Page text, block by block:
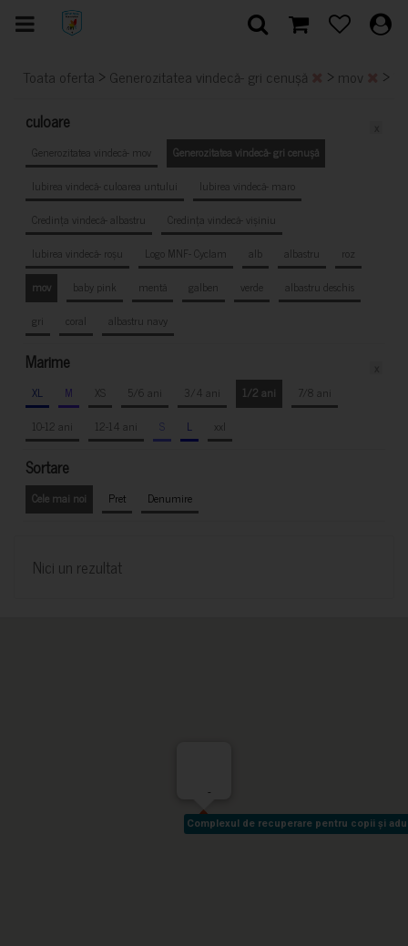
Toata oferta > Generozitatea vindecă- gri cenușă > mov >
culoare
Generozitatea vindecă- mov
Generozitatea vindecă- gri cenușă
Iubirea vindecă- culoarea untului
Iubirea vindecă- maro
Credința vindecă- albastru
Credința vindecă- vișiniu
Iubirea vindecă- roșu
Logo MNF- Cyclam alb albastru
roz
mov
baby pink mentă galben verde
albastru deschis
gri
coral albastru navy
Marime
XL M XS 5/6 ani 3/4 ani 1/2 ani
7/8 ani
10-12 ani
12-14 ani S L xxl
Sortare
Cele mai noi Pret Denumire
Nici un rezultat
Complexul de recuperare pentru copii și
Complexul de recuperare pentru copii și
-